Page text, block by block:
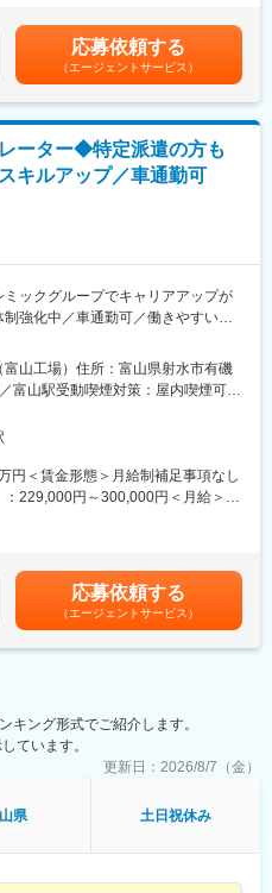
て効率的な生産が可能
て認可された第2製造棟
医薬品製造受託サービス
。製剤設計から治験薬製造、商用
に関するトータルソリューション
ターをはじめ、国内4拠点（静岡、
点（韓国、米国）で事業を展開し、
薬企業の多様なニーズに応えていま
務
and Manufacturing
しいニーズにお応えするために、
ります。さらに拠点間の人財交流
供できる体制づくりを追及してお
の製造部門の全面外部委託（製造
た。そこから、生産工場を持たな
許可と製品の承認（製造販売承
仕組みとなり、製薬企業の製造部門
ことにより、CMO業界は右肩上が
カーは新薬開発のために、研究開
ているのも要因です。製造部門を
薬を開発する＝新しいラインを作
工場キャパが足りない」という背
んでいます。
務
動／個人評価・勤怠状況により変動
安の金額であり、選考を通じて上下
月額)は固定手当を含めた表記です。
応募依頼する
（エージェントサービス）
ーター◆特定派遣の方も
キルアップ／車通勤可
ミックグループでキャリアアップが
強化中／車通勤可／働きやすい環
う当社にて、医薬品の製造オペレ
形剤の製造業務をお任せする想定
備）
・洗浄作業などの製造支援業務
ャリア採用全体研修を受講いただ
研修・OJTでのフォローとなりま
すので、中途入社の方もご活躍い
す。
山工場）住所：富山県射水市有磯
富山駅受動喫煙対策：屋内喫煙可能
める事業所
円＜賃金形態＞月給制補足事項なし
：229,000円～300,000円＜月給＞
動／個人評価・勤怠状況により変動
安の金額であり、選考を通じて上下
月額)は固定手当を含めた表記です。
応募依頼する
（エージェントサービス）
キング形式でご紹介します。
ています。
更新日： 2026/8/7（金）
県 土日祝休み